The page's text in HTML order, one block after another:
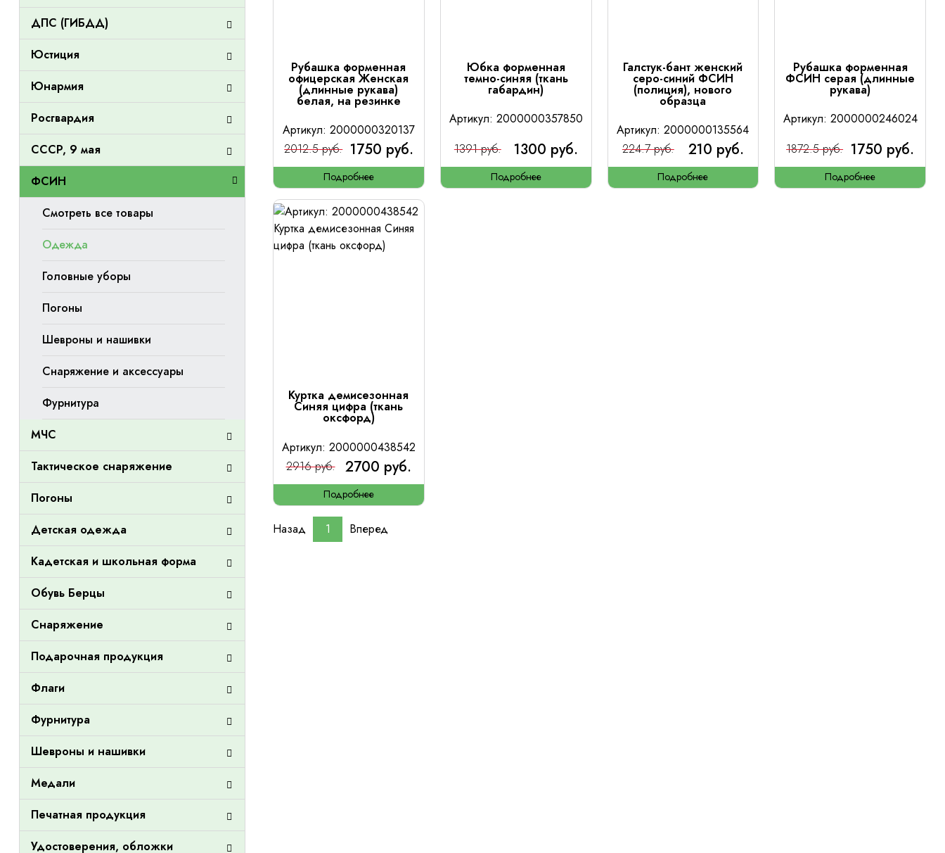
ДПС (ГИБДД)
Юстиция
Юнармия
Росгвардия
СССР, 9 мая
ФСИН
Смотреть все товары
Одежда
Головные уборы
Погоны
Шевроны и нашивки
Снаряжение и аксессуары
Фурнитура
МЧС
Тактическое снаряжение
Погоны
Детская одежда
Кадетская и школьная форма
Обувь Берцы
Снаряжение
Подарочная продукция
Флаги
Фурнитура
Шевроны и нашивки
Медали
Печатная продукция
Удостоверения, обложки
Рубашка форменная
офицерская Женская
(длинные рукава)
белая, на резинке
Артикул: 2000000320137
2012.5 руб. 1750 руб.
Подробнее
Юбка форменная
темно-синяя (ткань
габардин)
Артикул: 2000000357850
1391 руб.
1300 руб.
Подробнее
Галстук-бант женский
серо-синий ФСИН
(полиция), нового
образца
Артикул: 2000000135564
224.7 руб.
210 руб.
Подробнее
Рубашка форменная
ФСИН серая (длинные
рукава)
Артикул: 2000000246024
1872.5 руб. 1750 руб.
Подробнее
Куртка демисезонная
Синяя цифра (ткань
оксфорд)
Артикул: 2000000438542
2916 руб.
2700 руб.
Подробнее
Назад 1 Вперед